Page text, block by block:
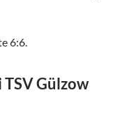
6:6.
Gülzow